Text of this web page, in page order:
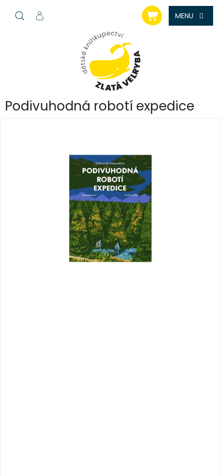
NÁKUPNÍ
KOŠÍK
Podivuhodná robotí expedice